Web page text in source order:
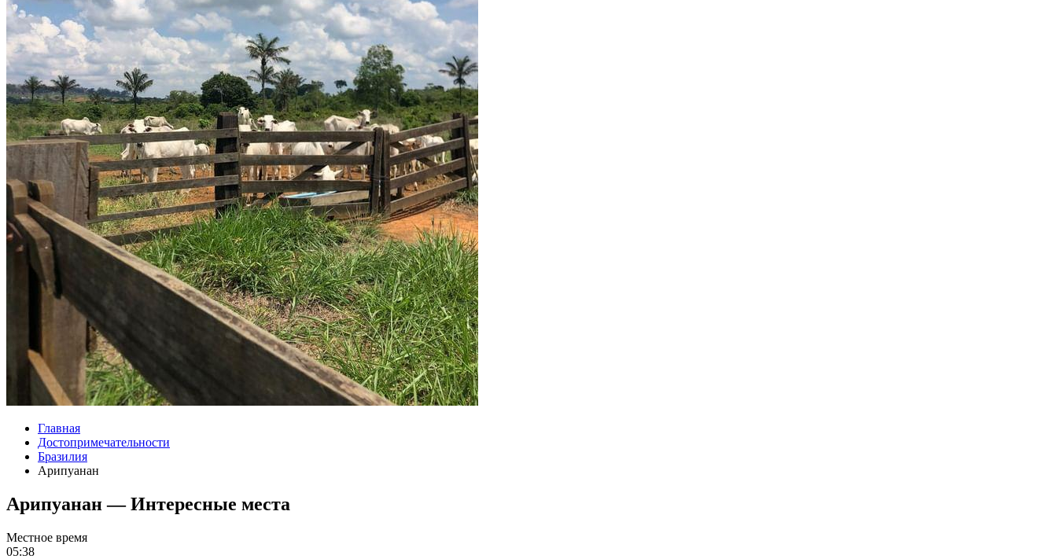
Главная
Достопримечательности
Бразилия
Арипуанан
Арипуанан — Интересные места
Местное время
05:38